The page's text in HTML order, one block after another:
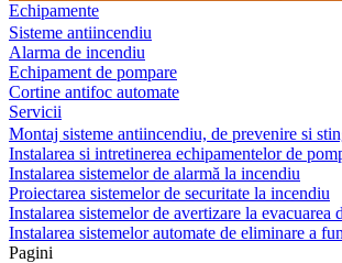
Echipamente
Sisteme antiincendiu
Alarma de incendiu
Echipament de pompare
Cortine antifoc automate
Servicii
Montaj sisteme antiincendiu, de prevenire si
Instalarea si intretinerea echipamentelor de
Instalarea sistemelor de alarmă la incendiu
Proiectarea sistemelor de securitate la incendiu
Instalarea sistemelor de avertizare la evacuarea
Instalarea sistemelor automate de eliminare a
Pagini